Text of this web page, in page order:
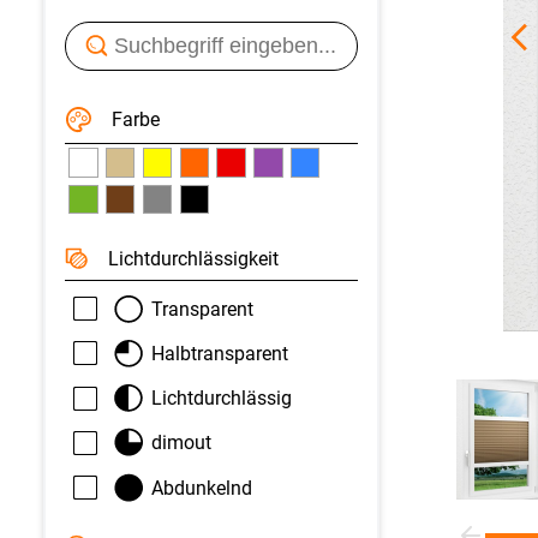
Farbe
Licht­durchlässigkeit
Transparent
Halbtransparent
Lichtdurchlässig
dimout
Abdunkelnd